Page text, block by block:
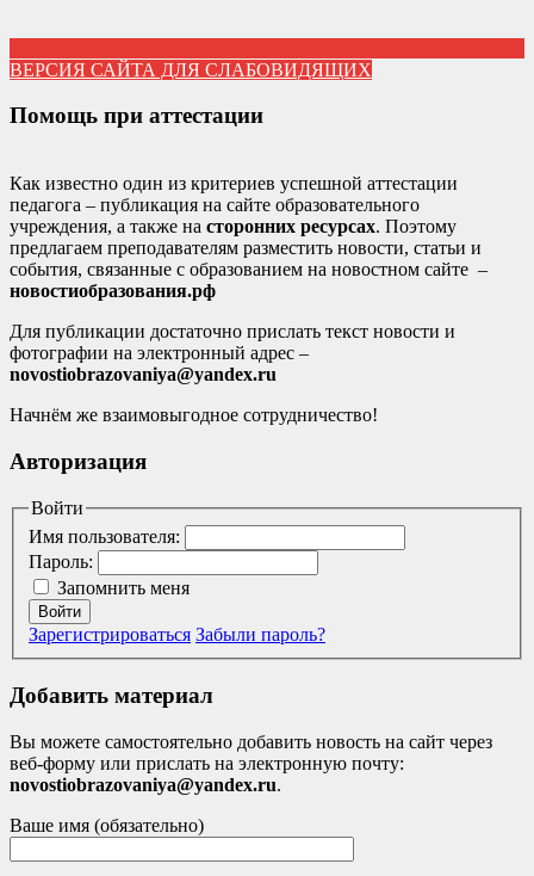
ВЕРСИЯ САЙТА ДЛЯ СЛАБОВИДЯЩИХ
Помощь при аттестации
Как известно один из критериев успешной аттестации
педагога – публикация на сайте образовательного
учреждения, а также на сторонних ресурсах. Поэтому
предлагаем преподавателям разместить новости, статьи и
события, связанные с образованием на новостном сайте –
новостиобразования.рф
Для публикации достаточно прислать текст новости и
фотографии на электронный адрес –
novostiobrazovaniya@yandex.ru
Начнём же взаимовыгодное сотрудничество!
Авторизация
Войти
Имя пользователя:
Пароль:
Запомнить меня
Войти
Зарегистрироваться Забыли пароль?
Добавить материал
Вы можете самостоятельно добавить новость на сайт через
веб-форму или прислать на электронную почту:
novostiobrazovaniya@yandex.ru.
Ваше имя (обязательно)